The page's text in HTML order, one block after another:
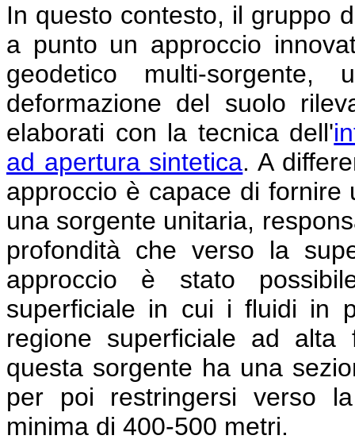
In questo contesto, il gruppo
a punto un approccio
geodetico multi-sorgente,
deformazione del suolo
elaborati con la tecnica dell'
ad apertura sintetica. A
approccio è capace di fornire
una sorgente unitaria,
profondità che verso la
approccio è stato
superficiale in cui i fluidi in
regione superficiale ad alta
questa sorgente ha una
per poi restringersi verso
minima di 400-500 metri.